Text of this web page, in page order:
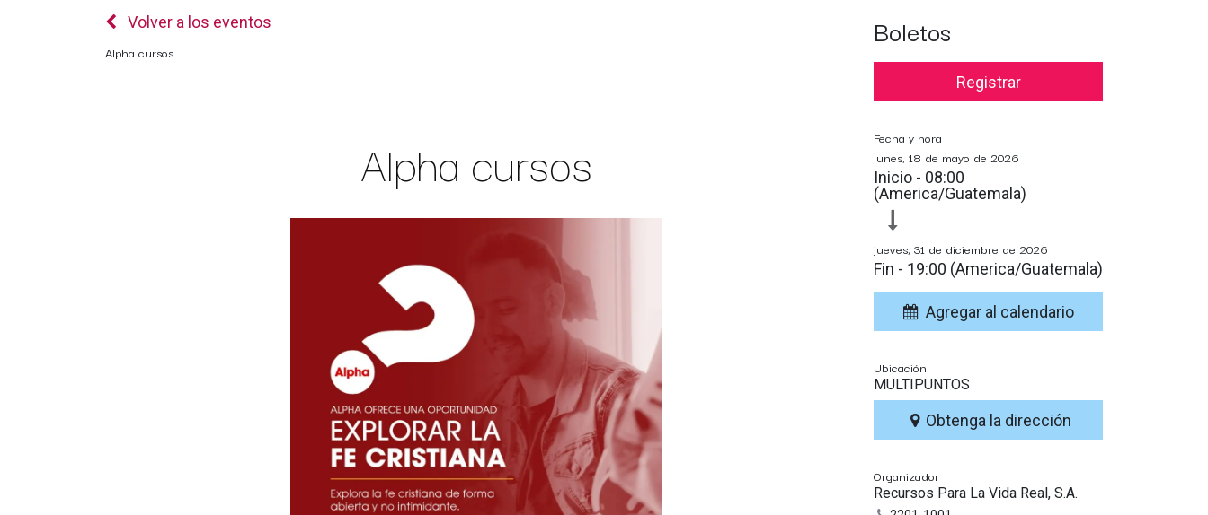
Volver a los eventos
Alpha cursos
Alpha cursos
Boletos
Registrar
Fecha y hora
lunes, 18 de mayo de 2026
Inicio - 08:00
(America/Guatemala)
jueves, 31 de diciembre de 2026
Fin - 19:00 (America/Guatemala)
Agregar al calendario
Ubicación
MULTIPUNTOS
Obtenga la dirección
Organizador
Recursos Para La Vida Real, S.A.